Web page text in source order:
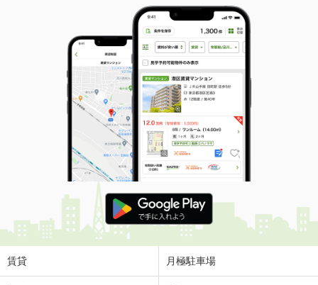
賃貸 月極駐車場